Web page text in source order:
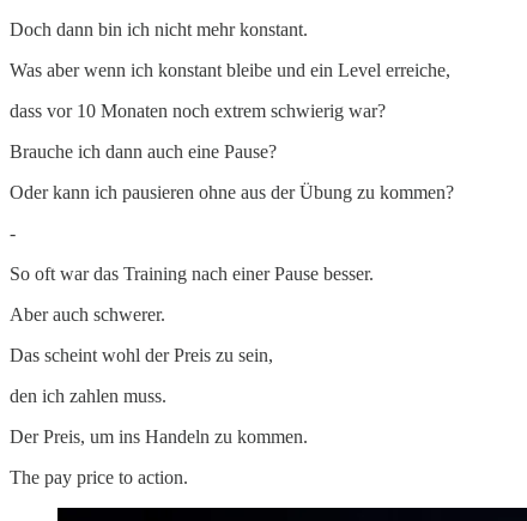
Doch dann bin ich nicht mehr konstant.
Was aber wenn ich konstant bleibe und ein Level erreiche,
dass vor 10 Monaten noch extrem schwierig war?
Brauche ich dann auch eine Pause?
Oder kann ich pausieren ohne aus der Übung zu kommen?
-
So oft war das Training nach einer Pause besser.
Aber auch schwerer.
Das scheint wohl der Preis zu sein,
den ich zahlen muss.
Der Preis, um ins Handeln zu kommen.
The pay price to action.